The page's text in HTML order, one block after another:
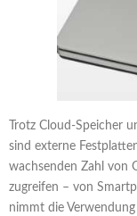
Trotz Cloud-Speicher
sind externe
wachsenden Zahl von
zugreifen – von
nimmt die